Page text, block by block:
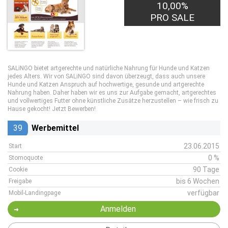
10,00%
PRO SALE
SALiNGO bietet artgerechte und natürliche Nahrung für Hunde und Katzen
jedes Alters. Wir von SALiNGO sind davon überzeugt, dass auch unsere
Hunde und Katzen Anspruch auf hochwertige, gesunde und artgerechte
Nahrung haben. Daher haben wir es uns zur Aufgabe gemacht, artgerechtes
und vollwertiges Futter ohne künstliche Zusätze herzustellen – wie frisch zu
Hause gekocht! Jetzt Bewerben!
39 Werbemittel
Start 23.06.2015
Stornoquote 0 %
Cookie 90 Tage
Freigabe bis 6 Wochen
Mobil-Landingpage verfügbar
Anmelden